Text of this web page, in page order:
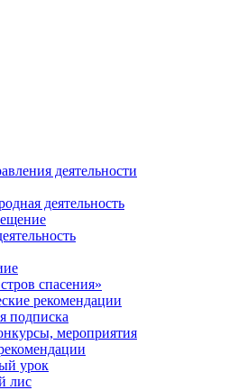
деятельности
деятельность
спасения»
рекомендации
подписка
мероприятия
урок
лис